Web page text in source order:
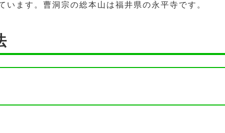
います。曹洞宗の総本山は福井県の永平寺です。